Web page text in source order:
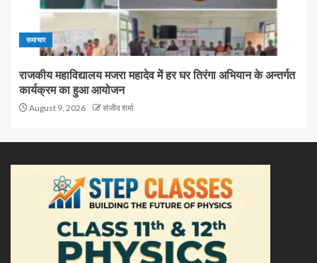
समाचार
राजकीय महाविद्यालय मजरा महादेव में हर घर तिरंगा अभियान के अन्तर्गत
कार्यक्रम का हुआ आयोजन
August 9, 2026 संजीव शर्मा